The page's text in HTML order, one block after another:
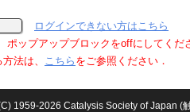
ログインできない方はこちら
ポップアップブロックをoffにしてくだ
法は、 こちら をご参照ください．
1959-2026 Catalysis Society of Japan (